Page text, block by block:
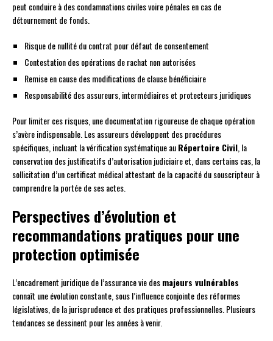
peut conduire à des condamnations civiles voire pénales en cas de
détournement de fonds.
Risque de nullité du contrat pour défaut de consentement
Contestation des opérations de rachat non autorisées
Remise en cause des modifications de clause bénéficiaire
Responsabilité des assureurs, intermédiaires et protecteurs juridiques
Pour limiter ces risques, une documentation rigoureuse de chaque opération
s’avère indispensable. Les assureurs développent des procédures
spécifiques, incluant la vérification systématique auRépertoire Civil , la
conservation des justificatifs d’autorisation judiciaire et, dans certains cas, la
sollicitation d’un certificat médical attestant de la capacité du souscripteur à
comprendre la portée de ses actes.
Perspectives d’évolution et
recommandations pratiques pour une
protection optimisée
L’encadrement juridique de l’assurance vie desmajeurs vulnérables
connaît une évolution constante, sous l’influence conjointe des réformes
législatives, de la jurisprudence et des pratiques professionnelles. Plusieurs
tendances se dessinent pour les années à venir.